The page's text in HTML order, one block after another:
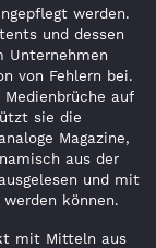
werden.
und dessen
Unternehmen
von Fehlern bei.
auf
sie die
Magazine,
aus der
und mit
werden können.
mit Mitteln aus